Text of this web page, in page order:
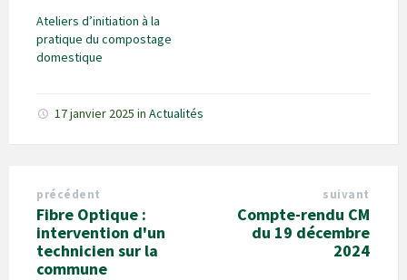
Ateliers d’initiation à la
pratique du compostage
domestique
17 janvier 2025 in Actualités
précédent
Fibre Optique :
intervention d'un
technicien sur la
commune
suivant
Compte-rendu CM
du 19 décembre
2024